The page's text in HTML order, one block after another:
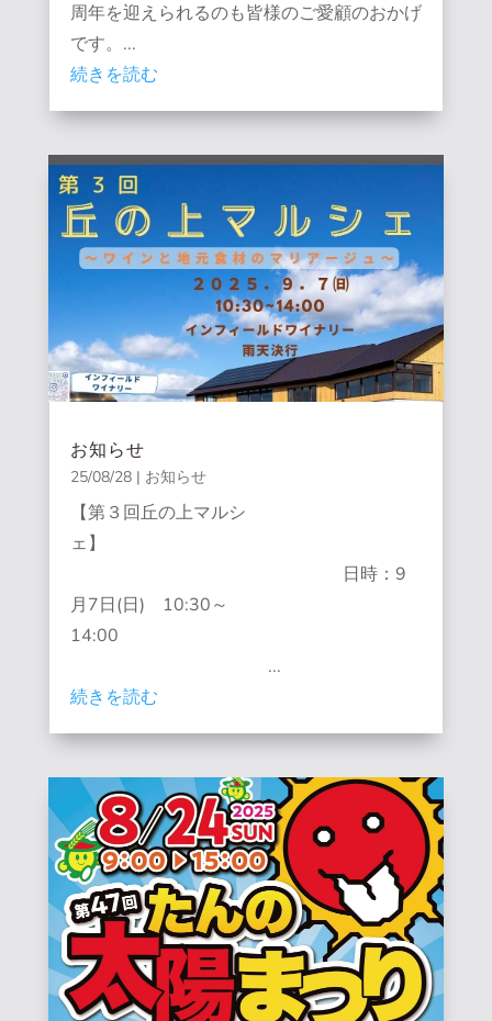
周年を迎えられるのも皆様のご愛顧のおかげ
です。...
続きを読む
お知らせ
25/08/28| お知らせ
【第３回丘の上マルシ
ェ】
日時：9
月7日(日) 10:30～
14:00
...
続きを読む